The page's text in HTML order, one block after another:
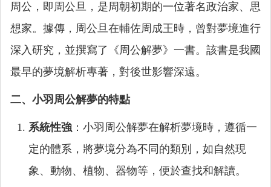
周公，即周公旦，是周朝初期的一位著名政治家、思
想家。據傳，周公旦在輔佐周成王時，曾對夢境進行
深入研究，並撰寫了《周公解夢》一書。該書是我國
最早的夢境解析專著，對後世影響深遠。
二、小羽周公解夢的特點
系統性強 ：小羽周公解夢在解析夢境時，遵循一
定的體系，將夢境分為不同的類別，如自然現
象、動物、植物、器物等，便於查找和解讀。